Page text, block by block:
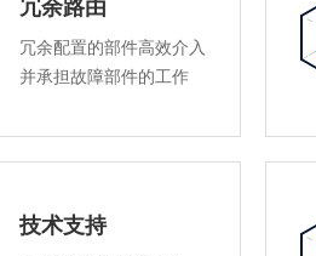
冗余路由
冗余配置的部件高效介入
并承担故障部件的工作
技术支持